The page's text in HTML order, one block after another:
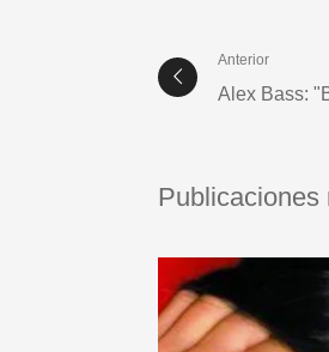
Anterior
Alex Bass:
Publicaciones